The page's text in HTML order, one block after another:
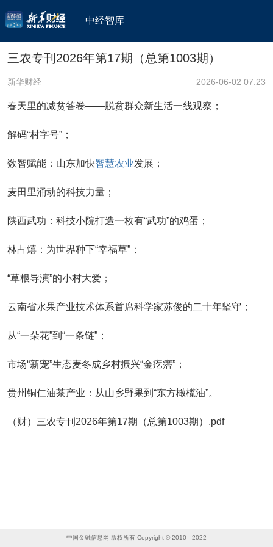
中经智库
三农专刊2026年第17期（总第1003期）
新华财经 2026-06-02 07:23
春天里的减贫答卷——脱贫群众新生活一线观察；
解码“村字号”；
数智赋能：山东加快智慧农业发展；
麦田里涌动的科技力量；
陕西武功：科技小院打造一枚有“武功”的鸡蛋；
林占熺：为世界种下“幸福草”；
“草根导演”的小村大爱；
云南省水果产业技术体系首席科学家苏俊的二十年坚守；
从“一朵花”到“一条链”；
市场“新宠”生态麦冬成乡村振兴“金疙瘩”；
贵州铜仁油茶产业：从山乡野果到“东方橄榄油”。
（财）三农专刊2026年第17期（总第1003期）.pdf
中国金融信息网 版权所有 Copyright © 2010 - 2022